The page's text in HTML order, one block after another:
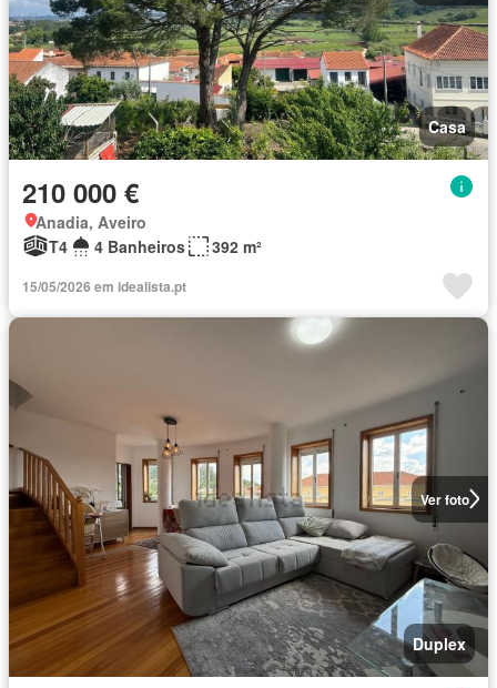
Casa
210 000 €
Anadia, Aveiro
T4
4 Banheiros 392 m²
15/05/2026 em idealista.pt
Ver foto
Duplex